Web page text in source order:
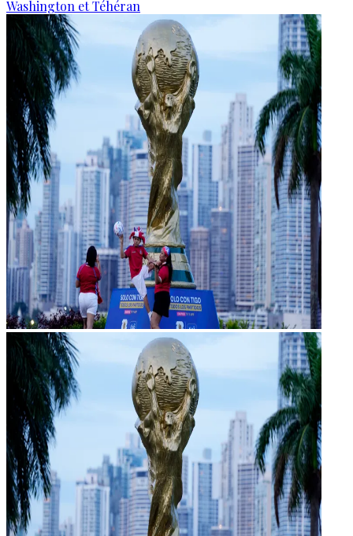
Washington et Téhéran